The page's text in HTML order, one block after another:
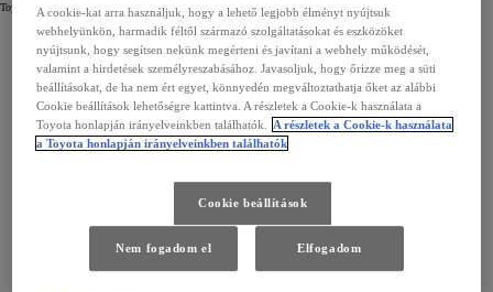
Toyota Márkaszervize gondoskodni fog arról, hogy autóját ismét teljes bizalommal használhassa!
VISSZAHÍVÁS ELLENŐRZŐ
Használja a "Visszahívás ellenőrző"-t, lépjen be az Ügyfél fiókjába, vagy kérjen segítséget Toyota
A cookie-kat arra használjuk, hogy a lehető legjobb élményt nyújtsuk
webhelyünkön, harmadik féltől származó szolgáltatásokat és eszközöket
nyújtsunk, hogy segítsen nekünk megérteni és javítani a webhely működését,
valamint a hirdetések személyreszabásához. Javasoljuk, hogy őrizze meg a süti
beállításokat, de ha nem ért egyet, könnyedén megváltoztathatja őket az alábbi
Cookie beállítások lehetőségre kattintva. A részletek a Cookie-k használata a
Toyota honlapján irányelveinkben találhatók.
A részletek a Cookie-k használata
a Toyota honlapján irányelveinkben találhatók
Cookie beállítások
Nem fogadom el Elfogadom